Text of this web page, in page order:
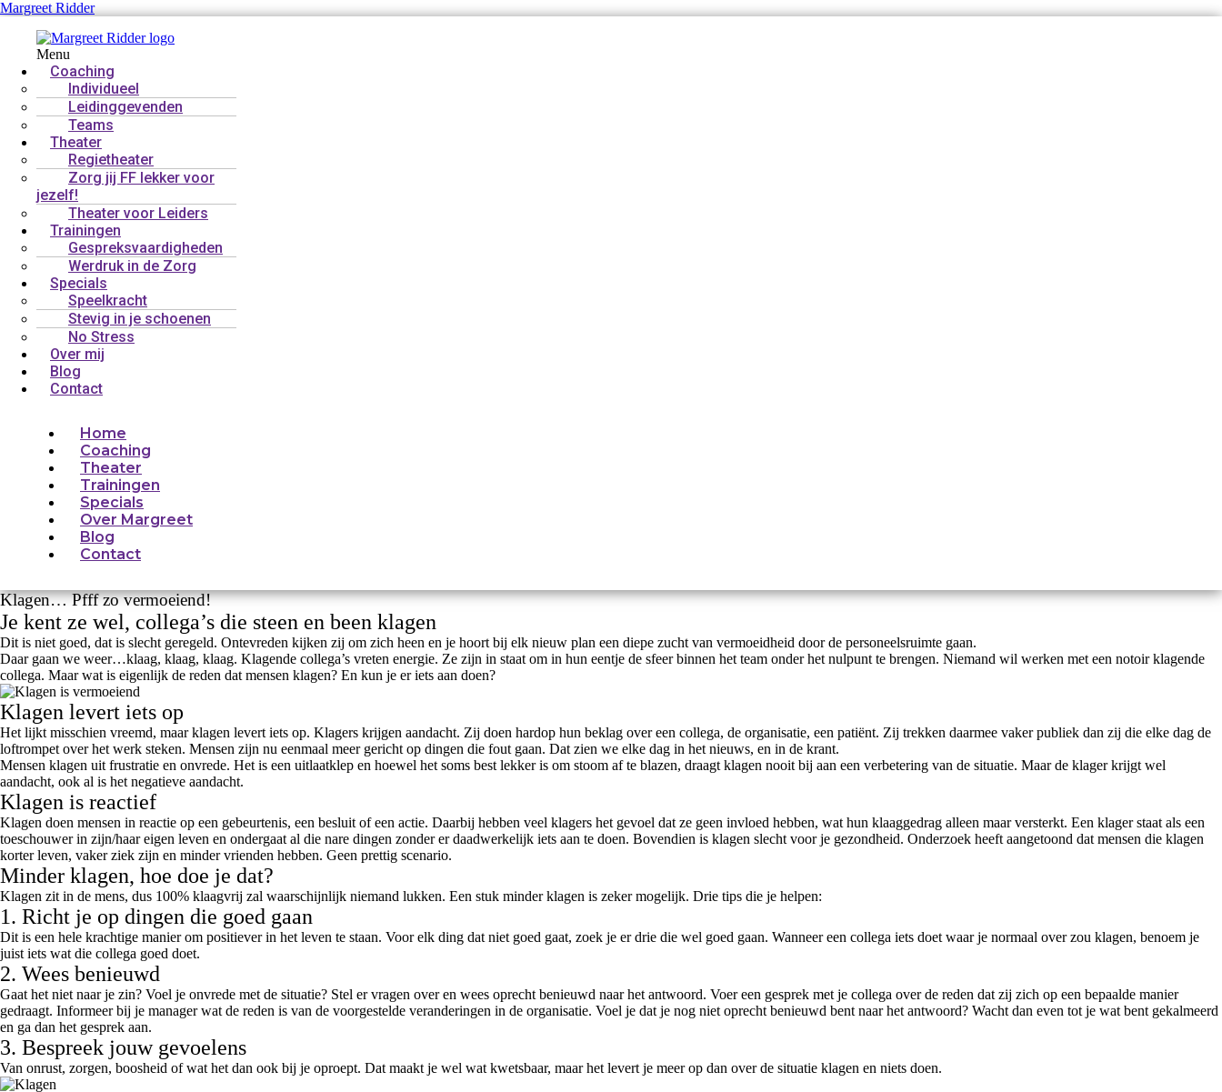
Margreet Ridder
Menu
Coaching
Individueel
Leidinggevenden
Teams
Theater
Regietheater
Zorg jij FF lekker voor
jezelf!
Theater voor Leiders
Trainingen
Gespreksvaardigheden
Werdruk in de Zorg
Specials
Speelkracht
Stevig in je schoenen
No Stress
Over mij
Blog
Contact
Home
Coaching
Theater
Trainingen
Specials
Over Margreet
Blog
Contact
Klagen… Pfff zo vermoeiend!
Je kent ze wel, collega’s die steen en been klagen
Dit is niet goed, dat is slecht geregeld. Ontevreden kijken zij om zich heen en je hoort bij elk nieuw plan een diepe zucht van vermoeidheid door de personeelsruimte gaan.
Daar gaan we weer…klaag, klaag, klaag. Klagende collega’s vreten energie. Ze zijn in staat om in hun eentje de sfeer binnen het team onder het nulpunt te brengen. Niemand wil werken met een notoir klagende
collega. Maar wat is eigenlijk de reden dat mensen klagen? En kun je er iets aan doen?
Klagen levert iets op
Het lijkt misschien vreemd, maar klagen levert iets op. Klagers krijgen aandacht. Zij doen hardop hun beklag over een collega, de organisatie, een patiënt. Zij trekken daarmee vaker publiek dan zij die elke dag de
loftrompet over het werk steken. Mensen zijn nu eenmaal meer gericht op dingen die fout gaan. Dat zien we elke dag in het nieuws, en in de krant.
Mensen klagen uit frustratie en onvrede. Het is een uitlaatklep en hoewel het soms best lekker is om stoom af te blazen, draagt klagen nooit bij aan een verbetering van de situatie. Maar de klager krijgt wel
aandacht, ook al is het negatieve aandacht.
Klagen is reactief
Klagen doen mensen in reactie op een gebeurtenis, een besluit of een actie. Daarbij hebben veel klagers het gevoel dat ze geen invloed hebben, wat hun klaaggedrag alleen maar versterkt. Een klager staat als een
toeschouwer in zijn/haar eigen leven en ondergaat al die nare dingen zonder er daadwerkelijk iets aan te doen. Bovendien is klagen slecht voor je gezondheid. Onderzoek heeft aangetoond dat mensen die klagen
korter leven, vaker ziek zijn en minder vrienden hebben. Geen prettig scenario.
Minder klagen, hoe doe je dat?
Klagen zit in de mens, dus 100% klaagvrij zal waarschijnlijk niemand lukken. Een stuk minder klagen is zeker mogelijk. Drie tips die je helpen:
1. Richt je op dingen die goed gaan
Dit is een hele krachtige manier om positiever in het leven te staan. Voor elk ding dat niet goed gaat, zoek je er drie die wel goed gaan. Wanneer een collega iets doet waar je normaal over zou klagen, benoem je
juist iets wat die collega goed doet.
2. Wees benieuwd
Gaat het niet naar je zin? Voel je onvrede met de situatie? Stel er vragen over en wees oprecht benieuwd naar het antwoord. Voer een gesprek met je collega over de reden dat zij zich op een bepaalde manier
gedraagt. Informeer bij je manager wat de reden is van de voorgestelde veranderingen in de organisatie. Voel je dat je nog niet oprecht benieuwd bent naar het antwoord? Wacht dan even tot je wat bent gekalmeerd
en ga dan het gesprek aan.
3. Bespreek jouw gevoelens
Van onrust, zorgen, boosheid of wat het dan ook bij je oproept. Dat maakt je wel wat kwetsbaar, maar het levert je meer op dan over de situatie klagen en niets doen.